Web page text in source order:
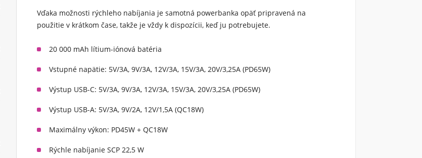
Vďaka možnosti rýchleho nabíjania je samotná powerbanka opäť pripravená na
použitie v krátkom čase, takže je vždy k dispozícii, keď ju potrebujete.
20 000 mAh lítium-iónová batéria
Vstupné napätie: 5V/3A, 9V/3A, 12V/3A, 15V/3A, 20V/3,25A (PD65W)
Výstup USB-C: 5V/3A, 9V/3A, 12V/3A, 15V/3A, 20V/3,25A (PD65W)
Výstup USB-A: 5V/3A, 9V/2A, 12V/1,5A (QC18W)
Maximálny výkon: PD45W + QC18W
Rýchle nabíjanie SCP 22,5 W